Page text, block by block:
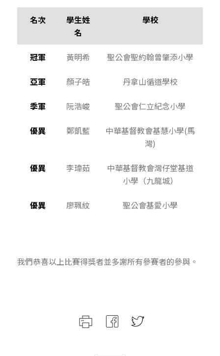
名次
學生姓
名
學校
冠軍 黃明希 聖公會聖約翰曾肇添小學
亞軍 顏子皓 丹拿山循道學校
季軍 阮浩峻 聖公會仁立紀念小學
優異 鄭凱藍
中華基督教會基慧小學(馬
灣)
優異 李瑋茹
中華基督教會灣仔堂基道
小學（九龍城）
優異 廖珮紋 聖公會基愛小學
我們恭喜以上比賽得獎者並多謝所有參賽者的參與。